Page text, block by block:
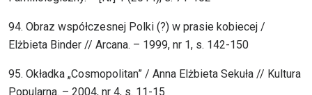
94. Obraz współczesnej Polki (?) w prasie kobiecej /
Elżbieta Binder // Arcana. – 1999, nr 1, s. 142-150
95. Okładka „Cosmopolitan” / Anna Elżbieta Sekuła // Kultura
Popularna. – 2004, nr 4, s. 11-15